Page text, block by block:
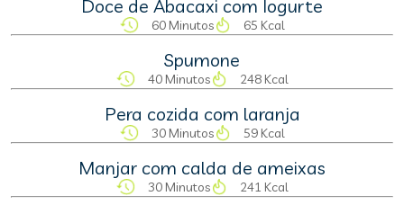
Doce de Abacaxi com Iogurte
60 Minutos 65 Kcal
Spumone
40 Minutos 248 Kcal
Pera cozida com laranja
30 Minutos 59 Kcal
Manjar com calda de ameixas
30 Minutos 241 Kcal